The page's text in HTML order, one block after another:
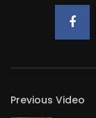
Previous Video